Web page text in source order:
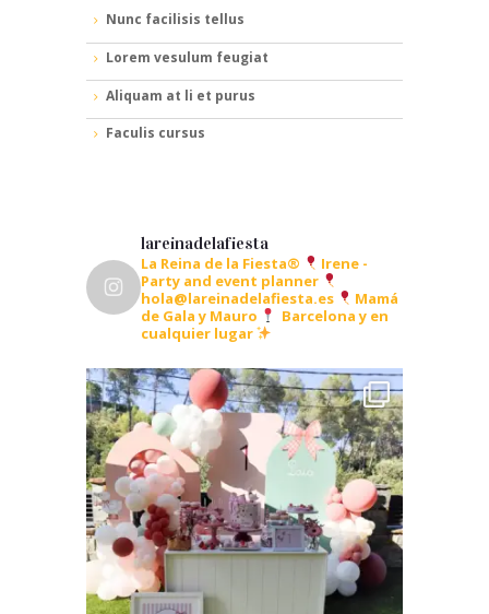
Nunc facilisis tellus
Lorem vesulum feugiat
Aliquam at li et purus
Faculis cursus
lareinadelafiesta
La Reina de la Fiesta®
Irene -
Party and event planner
hola@lareinadelafiesta.es
Mamá
de Gala y Mauro
Barcelona y en
cualquier lugar